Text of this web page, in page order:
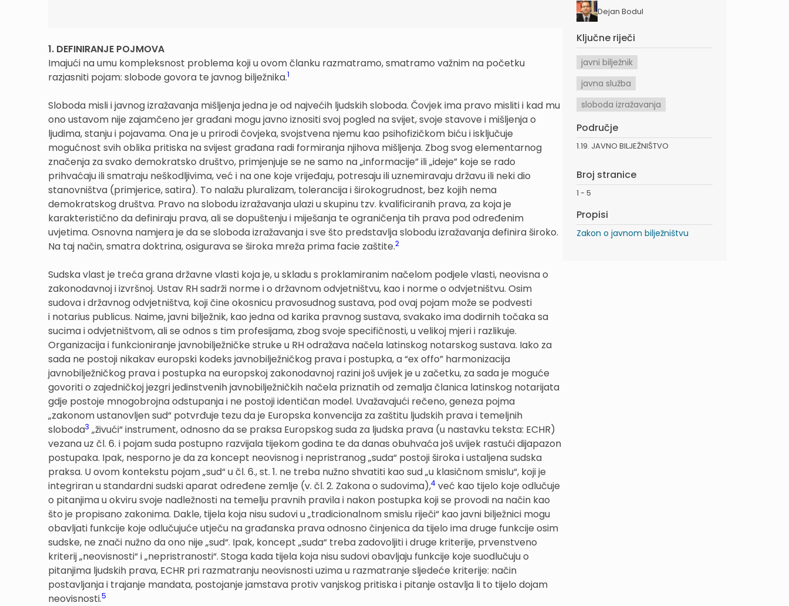
1. DEFINIRANJE POJMOVA
Imajući na umu kompleksnost problema koji u ovom članku razmatramo, smatramo važnim na početku
razjasniti pojam: slobode govora te javnog bilježnika.1
Sloboda misli i javnog izražavanja mišljenja jedna je od najvećih ljudskih sloboda. Čovjek ima pravo misliti i kad mu
ono ustavom nije zajamčeno jer građani mogu javno iznositi svoj pogled na svijet, svoje stavove i mišljenja o
ljudima, stanju i pojavama. Ona je u prirodi čovjeka, svojstvena njemu kao psihofizičkom biću i isključuje
mogućnost svih oblika pritiska na svijest građana radi formiranja njihova mišljenja. Zbog svog elementarnog
značenja za svako demokratsko društvo, primjenjuje se ne samo na „informacije” ili „ideje” koje se rado
prihvaćaju ili smatraju neškodljivima, već i na one koje vrijeđaju, potresaju ili uznemiravaju državu ili neki dio
stanovništva (primjerice, satira). To nalažu pluralizam, tolerancija i širokogrudnost, bez kojih nema
demokratskog društva. Pravo na slobodu izražavanja ulazi u skupinu tzv. kvalificiranih prava, za koja je
karakteristično da definiraju prava, ali se dopuštenju i miješanja te ograničenja tih prava pod određenim
uvjetima. Osnovna namjera je da se sloboda izražavanja i sve što predstavlja slobodu izražavanja definira široko.
Na taj način, smatra doktrina, osigurava se široka mreža prima facie zaštite.2
Sudska vlast je treća grana državne vlasti koja je, u skladu s proklamiranim načelom podjele vlasti, neovisna o
zakonodavnoj i izvršnoj. Ustav RH sadrži norme i o državnom odvjetništvu, kao i norme o odvjetništvu. Osim
sudova i državnog odvjetništva, koji čine okosnicu pravosudnog sustava, pod ovaj pojam može se podvesti
i notarius publicus. Naime, javni bilježnik, kao jedna od karika pravnog sustava, svakako ima dodirnih točaka sa
sucima i odvjetništvom, ali se odnos s tim profesijama, zbog svoje specifičnosti, u velikoj mjeri i razlikuje.
Organizacija i funkcioniranje javnobilježničke struke u RH odražava načela latinskog notarskog sustava. Iako za
sada ne postoji nikakav europski kodeks javnobilježničkog prava i postupka, a “ex offo” harmonizacija
javnobilježničkog prava i postupka na europskoj zakonodavnoj razini još uvijek je u začetku, za sada je moguće
govoriti o zajedničkoj jezgri jedinstvenih javnobilježničkih načela priznatih od zemalja članica latinskog notarijata
gdje postoje mnogobrojna odstupanja i ne postoji identičan model. Uvažavajući rečeno, geneza pojma
„zakonom ustanovljen sud“ potvrđuje tezu da je Europska konvencija za zaštitu ljudskih prava i temeljnih
sloboda3 „živući“ instrument, odnosno da se praksa Europskog suda za ljudska prava (u nastavku teksta: ECHR)
vezana uz čl. 6. i pojam suda postupno razvijala tijekom godina te da danas obuhvaća još uvijek rastući dijapazon
postupaka. Ipak, nesporno je da za koncept neovisnog i nepristranog „suda“ postoji široka i ustaljena sudska
praksa. U ovom kontekstu pojam „sud“ u čl. 6., st. 1. ne treba nužno shvatiti kao sud „u klasičnom smislu“, koji je
integriran u standardni sudski aparat određene zemlje (v. čl. 2. Zakona o sudovima),4 već kao tijelo koje odlučuje
o pitanjima u okviru svoje nadležnosti na temelju pravnih pravila i nakon postupka koji se provodi na način kao
što je propisano zakonima. Dakle, tijela koja nisu sudovi u „tradicionalnom smislu riječi“ kao javni bilježnici mogu
obavljati funkcije koje odlučujuće utječu na građanska prava odnosno činjenica da tijelo ima druge funkcije osim
sudske, ne znači nužno da ono nije „sud“. Ipak, koncept „suda“ treba zadovoljiti i druge kriterije, prvenstveno
kriterij „neovisnosti“ i „nepristranosti“. Stoga kada tijela koja nisu sudovi obavljaju funkcije koje suodlučuju o
pitanjima ljudskih prava, ECHR pri razmatranju neovisnosti uzima u razmatranje sljedeće kriterije: način
postavljanja i trajanje mandata, postojanje jamstava protiv vanjskog pritiska i pitanje ostavlja li to tijelo dojam
neovisnosti.5
Dejan Bodul
Ključne riječi
javni bilježnik
javna služba
sloboda izražavanja
Područje
1.19. JAVNO BILJEŽNIŠTVO
Broj stranice
1 - 5
Propisi
Zakon o javnom bilježništvu